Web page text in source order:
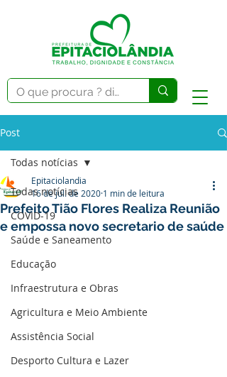
Post
Todas notícias
COVID-19
Saúde e Saneamento
Educação
Infraestrutura e Obras
Agricultura e Meio Ambiente
Assistência Social
Desporto Cultura e Lazer
Todas notícias
Prefeito Tião Flores Realiza Reunião
e empossa novo secretario de saúde
Epitaciolandia
16 de jul. de 2020 1 min de leitura